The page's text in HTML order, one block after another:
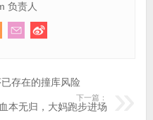
负责人
存在的撞库风险
下一篇：
本无归，大妈跑步进场